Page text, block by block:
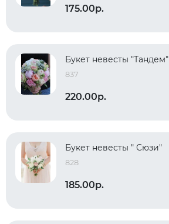
175.00р.
Букет невесты "Тандем"
837
220.00р.
Букет невесты " Сюзи"
828
185.00р.